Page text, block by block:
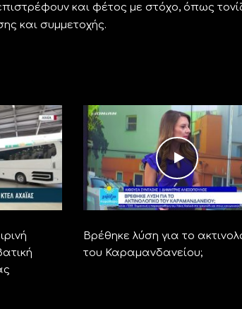
και φέτος με στόχο, όπως
και συμμετοχής.
Βρέθηκε λύση για το
του Καραμανδανείου;